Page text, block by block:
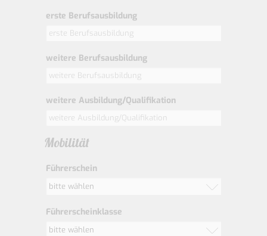
erste Berufsausbildung
weitere Berufsausbildung
weitere Ausbildung/Qualifikation
Mobilität
Führerschein
bitte wählen
Führerscheinklasse
bitte wählen